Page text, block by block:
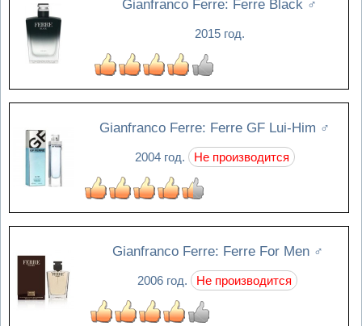
Gianfranco Ferre: Ferre Black ♂
2015 год.
Gianfranco Ferre: Ferre GF Lui-Him ♂
2004 год. Не производится
Gianfranco Ferre: Ferre For Men ♂
2006 год. Не производится